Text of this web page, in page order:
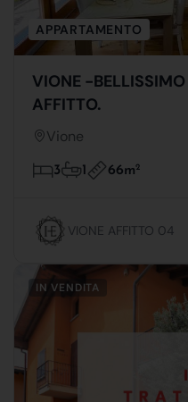
APPARTAMENTO
VIONE -
AFFITTO.
Vione
3 1 66m2
VIONE AFFITTO 04
IN VENDITA